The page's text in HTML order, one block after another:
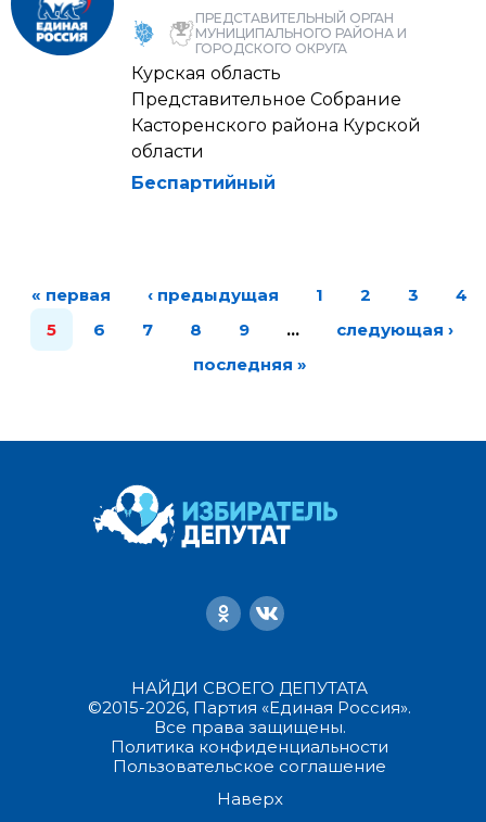
ПРЕДСТАВИТЕЛЬНЫЙ ОРГАН
МУНИЦИПАЛЬНОГО РАЙОНА И
ГОРОДСКОГО ОКРУГА
Курская область
Представительное Собрание
Касторенского района Курской
области
Беспартийный
« первая ‹ предыдущая 1 2 3
4
5
6 7 8 9 …
следующая ›
последняя »
НАЙДИ СВОЕГО ДЕПУТАТА
©2015-2026, Партия «Единая Россия».
Все права защищены.
Политика конфиденциальности
Пользовательское соглашение
Наверх